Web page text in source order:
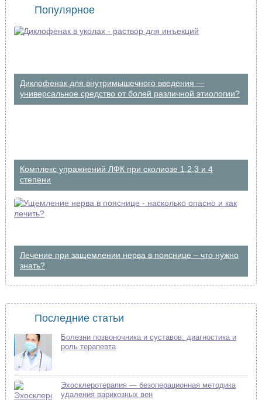
Популярное
Диклофенак для внутримышечного введения —
универсальное средство от болей различной этиологии?
Комплекс упражнений ЛФК при сколиозе 1,2,3 и 4
степени
Лечение при защемлении нерва в пояснице – что нужно
знать?
Последние статьи
Болезни позвоночника и суставов: диагностика и
роль терапевта
Эхосклеротерапия — безоперационная методика
удаления варикозных вен